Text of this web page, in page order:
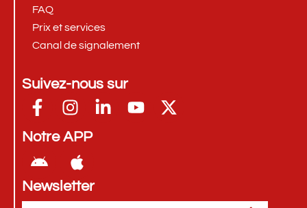
FAQ
Prix et services
Canal de signalement
Suivez-nous sur
Notre APP
Newsletter